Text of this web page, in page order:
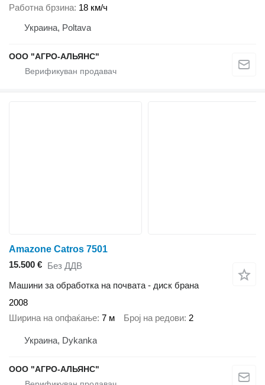
Работна брзина 18 км/ч
Украина, Poltava
ООО "АГРО-АЛЬЯНС"
Amazone Catros 7501
15.500 € Без ДДВ
Машини за обработка на почвата - диск брана
2008
Ширина на опфаќање 7 м Број на редови 2
Украина, Dykanka
ООО "АГРО-АЛЬЯНС"